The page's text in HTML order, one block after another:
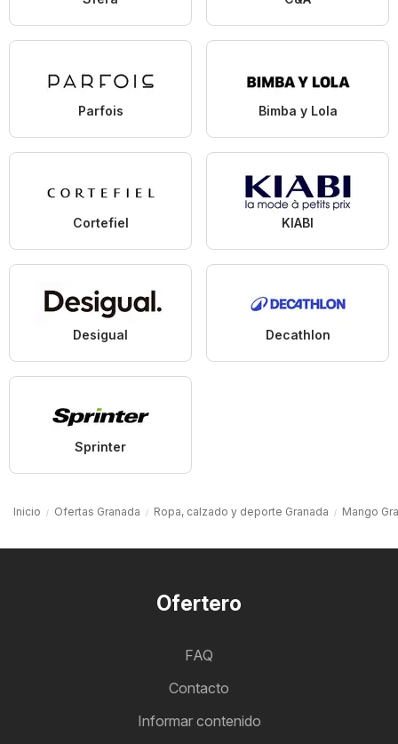
Parfois Bimba y Lola
Cortefiel KIABI
Desigual Decathlon
Sprinter
Inicio Ofertas Granada Ropa, calzado y deporte Granada Mango
Ofertero
FAQ
Contacto
Informar contenido